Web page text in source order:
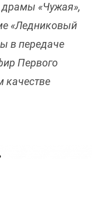
драмы «Чужая»,
«Ледниковый
в передаче
Первого
качестве